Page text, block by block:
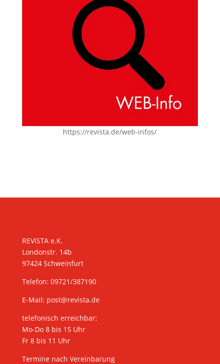
https://revista.de/web-infos/
REVISTA e.K.
Londonstr. 14b
97424 Schweinfurt
Telefon: 09721/387190
E-Mail: post@revista.de
telefonisch erreichbar:
Mo-Do 8 bis 15 Uhr
Fr 8 bis 11 Uhr
Termine nach Vereinbarung